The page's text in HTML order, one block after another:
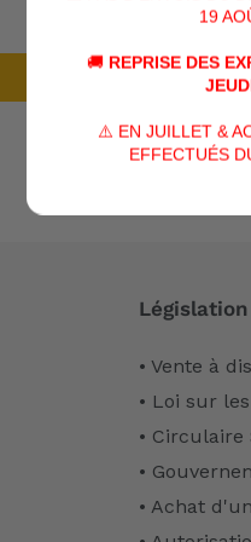
Législation
• Vente à
• Loi sur
• Circulaire
•
• Achat
19
🚚 REPRISE DES
⚠️ EN JUILLET &
EFFECTUÉS